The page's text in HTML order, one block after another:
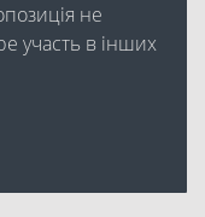
не
участь в інших